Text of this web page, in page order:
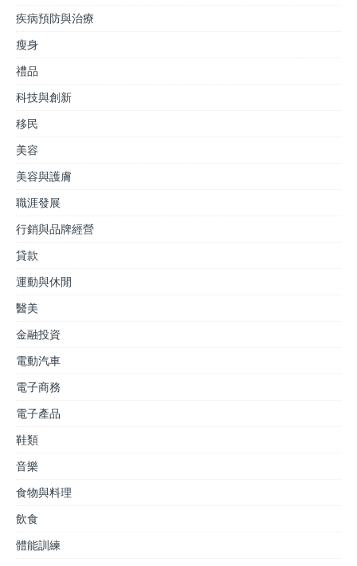
疾病預防與治療
瘦身
禮品
科技與創新
移民
美容
美容與護膚
職涯發展
行銷與品牌經營
貸款
運動與休閒
醫美
金融投資
電動汽車
電子商務
電子產品
鞋類
音樂
食物與料理
飲食
體能訓練